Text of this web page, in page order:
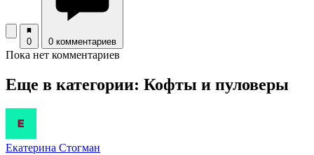
0 0 комментариев
Пока нет комментариев
Еще в категории: Кофты и пуловеры
Екатерина Стогман